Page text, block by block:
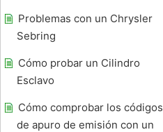
Problemas con un Chrysler
Sebring
Cómo probar un Cilindro
Esclavo
Cómo comprobar los códigos
de apuro de emisión con un